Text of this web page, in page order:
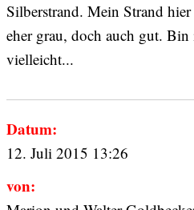
Silberstrand. Mein Strand
eher grau, doch auch gut.
vielleicht...
Datum:
12. Juli 2015 13:26
von: